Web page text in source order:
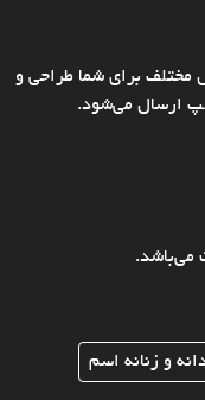
برای شما طراحی و
ارسال می‌شود.
و زنانه اسم